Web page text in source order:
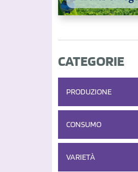
CATEGORIE
PRODUZIONE
CONSUMO
VARIETÀ